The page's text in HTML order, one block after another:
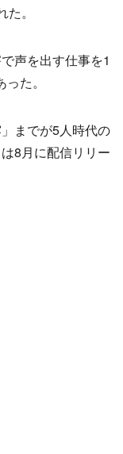
。
声を出す仕事を1
た。
までが5人時代の
8月に配信リリー